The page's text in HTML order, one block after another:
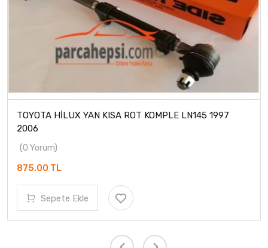
TOYOTA HİLUX YAN KISA ROT KOMPLE LN145 1997
2006
(0 Yorum)
875.00 TL
Sepete Ekle